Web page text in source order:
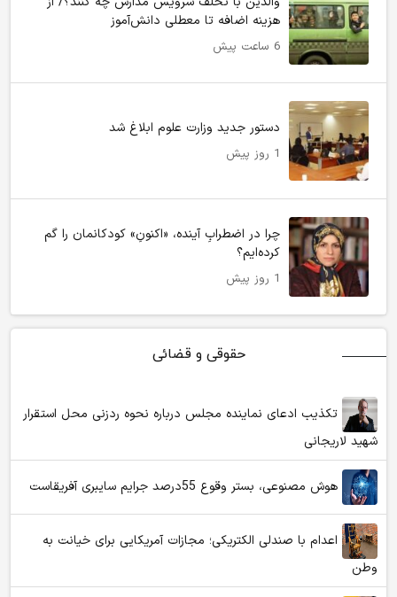
هزینه اضافه تا معطلی دانش‌آموز
6 ساعت پیش
دستور جدید وزارت علوم ابلاغ شد
1 روز پیش
چرا در اضطرابِ آینده، «اکنونِ» کودکانمان را گم
کرده‌ایم؟
1 روز پیش
حقوقی و قضائی
تکذیب ادعای نماینده مجلس درباره نحوه ردزنی محل استقرار
شهید لاریجانی
هوش مصنوعی، بستر وقوع 55درصد جرایم سایبری آفریقاست
اعدام با صندلی الکتریکی؛ مجازات آمریکایی برای خیانت به
وطن